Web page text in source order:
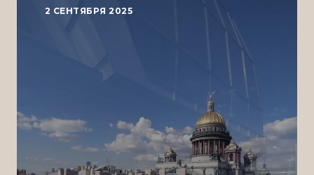
2 СЕНТЯБРЯ 2025